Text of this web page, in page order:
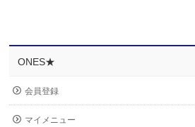
ONES★
会員登録
マイメニュー